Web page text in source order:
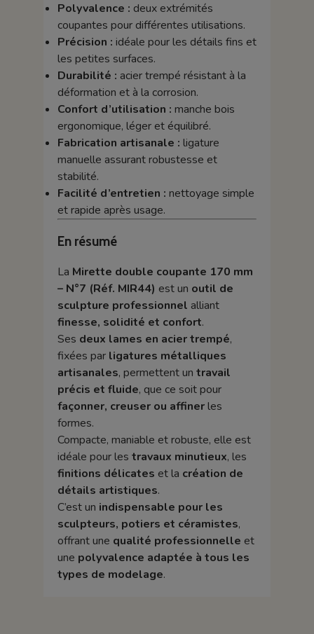
Polyvalence : deux extrémités
coupantes pour différentes utilisations.
Précision : idéale pour les détails fins et
les petites surfaces.
Durabilité : acier trempé résistant à la
déformation et à la corrosion.
Confort d’utilisation : manche bois
ergonomique, léger et équilibré.
Fabrication artisanale : ligature
manuelle assurant robustesse et
stabilité.
Facilité d’entretien : nettoyage simple
et rapide après usage.
En résumé
La Mirette double coupante 170 mm
– N°7 (Réf. MIR44) est un outil de
sculpture professionnel alliant
finesse, solidité et confort.
Ses deux lames en acier trempé,
fixées par ligatures métalliques
artisanales, permettent un travail
précis et fluide, que ce soit pour
façonner, creuser ou affinerles
formes.
Compacte, maniable et robuste, elle est
idéale pour les travaux minutieux, les
finitions délicates et la création de
détails artistiques.
C’est un indispensable pour les
sculpteurs, potiers et céramistes,
offrant une qualité professionnelle et
une polyvalence adaptée à tous les
types de modelage.